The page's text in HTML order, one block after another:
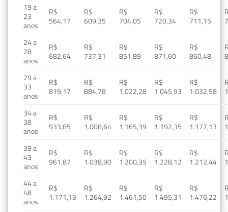
19 a
23
anos
R$
564,17
R$
609,35
R$
704,05
R$
720,34
R$
711,15
24 a
28
anos
R$
682,64
R$
737,31
R$
851,89
R$
871,60
R$
860,48
29 a
33
anos
R$
819,17
R$
884,78
R$
1.022,28
R$
1.045,93
R$
1.032,58
34 a
38
anos
R$
933,85
R$
1.008,64
R$
1.165,39
R$
1.192,35
R$
1.177,13
39 a
43
anos
R$
961,87
R$
1.038,90
R$
1.200,35
R$
1.228,12
R$
1.212,44
44 a
48
anos
R$
1.171,13
R$
1.264,92
R$
1.461,50
R$
1.495,31
R$
1.476,22